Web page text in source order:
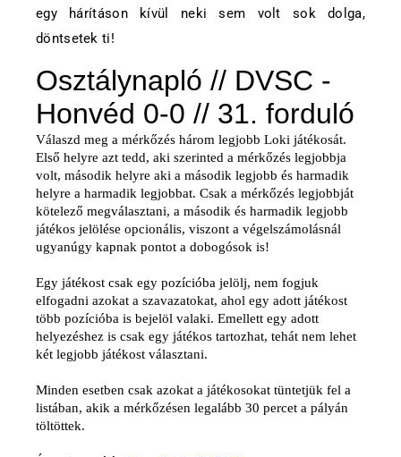
egy hárításon kívül neki sem volt sok dolga,
döntsetek ti!